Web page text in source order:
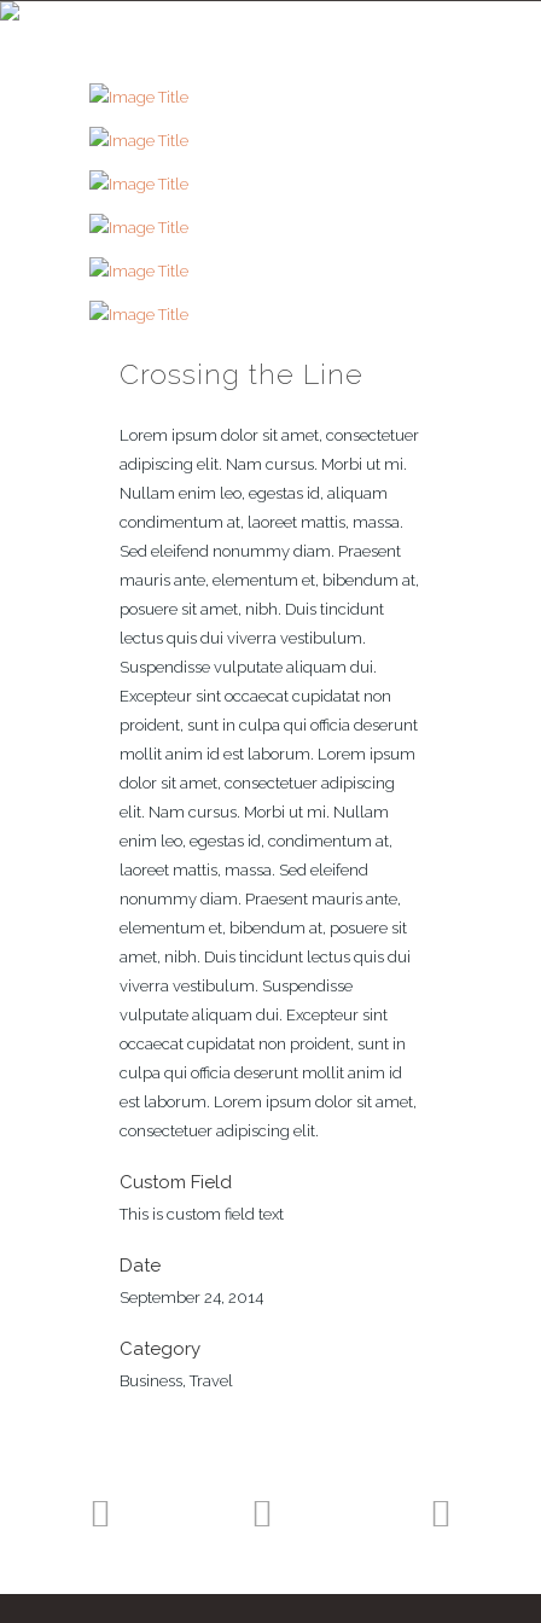
Crossing the Line
Lorem ipsum dolor sit amet, consectetuer
adipiscing elit. Nam cursus. Morbi ut mi.
Nullam enim leo, egestas id, aliquam
condimentum at, laoreet mattis, massa.
Sed eleifend nonummy diam. Praesent
mauris ante, elementum et, bibendum at,
posuere sit amet, nibh. Duis tincidunt
lectus quis dui viverra vestibulum.
Suspendisse vulputate aliquam dui.
Excepteur sint occaecat cupidatat non
proident, sunt in culpa qui officia deserunt
mollit anim id est laborum. Lorem ipsum
dolor sit amet, consectetuer adipiscing
elit. Nam cursus. Morbi ut mi. Nullam
enim leo, egestas id, condimentum at,
laoreet mattis, massa. Sed eleifend
nonummy diam. Praesent mauris ante,
elementum et, bibendum at, posuere sit
amet, nibh. Duis tincidunt lectus quis dui
viverra vestibulum. Suspendisse
vulputate aliquam dui. Excepteur sint
occaecat cupidatat non proident, sunt in
culpa qui officia deserunt mollit anim id
est laborum. Lorem ipsum dolor sit amet,
consectetuer adipiscing elit.
Custom Field
This is custom field text
Date
September 24, 2014
Category
Business, Travel